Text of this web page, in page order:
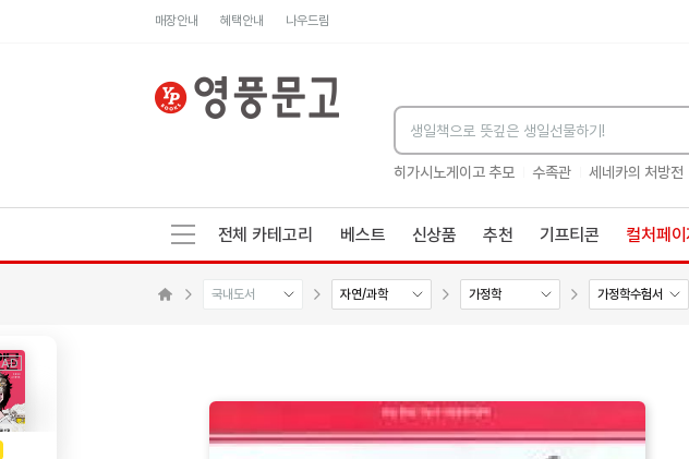
매장안내 혜택안내 나우드림
히가시노게이고 추모 수족관 세네카의 처방전
전체 카테고리 베스트 신상품 추천 기프티콘 컬처페이
국내도서 자연/과학 가정학 가정학수험서
AD